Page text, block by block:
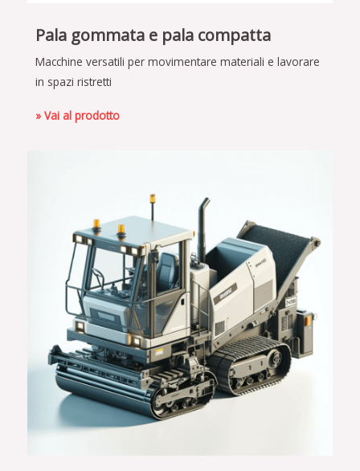
Pala gommata e pala compatta
Macchine versatili per movimentare materiali e lavorare
in spazi ristretti
» Vai al prodotto